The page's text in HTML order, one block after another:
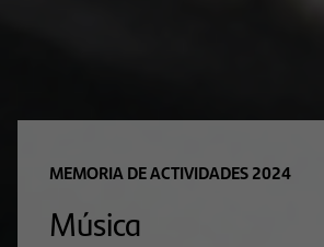
MEMORIA DE ACTIVIDADES 2024
Música